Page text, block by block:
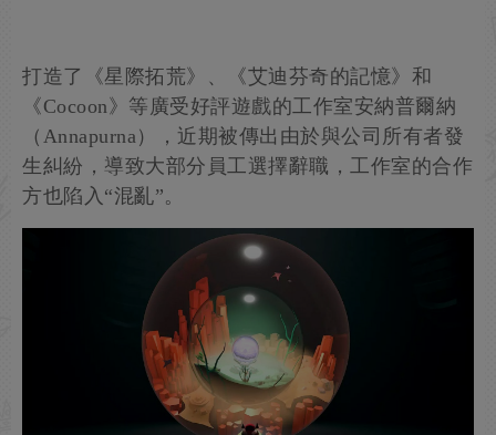
打造了《星際拓荒》、《艾迪芬奇的記憶》和
《Cocoon》等廣受好評遊戲的工作室安納普爾納
（Annapurna），近期被傳出由於與公司所有者發
生糾紛，導致大部分員工選擇辭職，工作室的合作
方也陷入“混亂”。